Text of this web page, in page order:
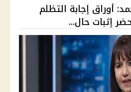
ريم محمد: أوراق إجابة التظلم
إثبات حال...